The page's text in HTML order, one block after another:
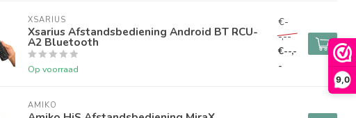
9,0
XSARIUS
Xsarius Afstandsbediening Android BT RCU-
A2 Bluetooth
Op voorraad
€-
-,--
€--,-
-
AMIKO